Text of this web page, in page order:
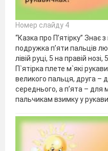
Номер слайду 4
“Казка про П’ятірку” Знає
подружка п’яти пальців
лівій руці, 5 на правій
П`ятірка плете м`які
великого пальця, друга –
середнього, а п’ята – для
пальчикам взимку у